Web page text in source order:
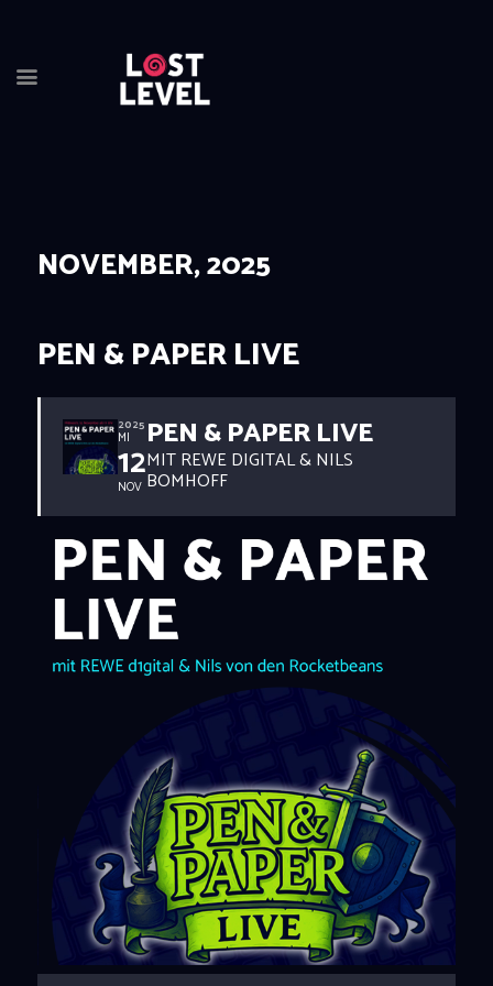
HOME
DRINKS
EVENTS
LOCATION
ABOUT
RESERVIERUNG
NOVEMBER, 2025
PEN & PAPER LIVE
2025
MI
12
NOV
PEN & PAPER LIVE
MIT REWE DIGITAL & NILS
BOMHOFF